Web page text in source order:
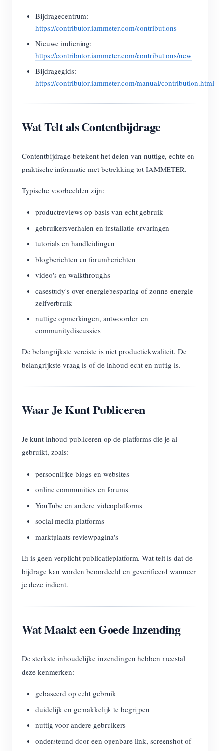
Domotica
Energiemonitoring voor fabrieken
Documentatie
Tutorialvideo
Nieuws
Blogs
Community
Contributorprogramma
Contributor Center
IAMMETER-activiteiten
Forum
App Store
Site verkennen
Oplossingen
Contact
Over ons
Bijdragecentrum:
https://contributor.iammeter.com/contributions
Nieuwe indiening:
https://contributor.iammeter.com/contributions/new
Bijdragegids:
https://contributor.iammeter.com/manual/contribution.html
Wat Telt als Contentbijdrage
Contentbijdrage betekent het delen van nuttige, echte en
praktische informatie met betrekking tot IAMMETER.
Typische voorbeelden zijn:
productreviews op basis van echt gebruik
gebruikersverhalen en installatie-ervaringen
tutorials en handleidingen
blogberichten en forumberichten
video's en walkthroughs
casestudy's over energiebesparing of zonne-energie
zelfverbruik
nuttige opmerkingen, antwoorden en
communitydiscussies
De belangrijkste vereiste is niet productiekwaliteit. De
belangrijkste vraag is of de inhoud echt en nuttig is.
Waar Je Kunt Publiceren
Je kunt inhoud publiceren op de platforms die je al
gebruikt, zoals:
persoonlijke blogs en websites
online communities en forums
YouTube en andere videoplatforms
social media platforms
marktplaats reviewpagina's
Er is geen verplicht publicatieplatform. Wat telt is dat de
bijdrage kan worden beoordeeld en geverifieerd wanneer
je deze indient.
Wat Maakt een Goede Inzending
De sterkste inhoudelijke inzendingen hebben meestal
deze kenmerken:
gebaseerd op echt gebruik
duidelijk en gemakkelijk te begrijpen
nuttig voor andere gebruikers
ondersteund door een openbare link, screenshot of